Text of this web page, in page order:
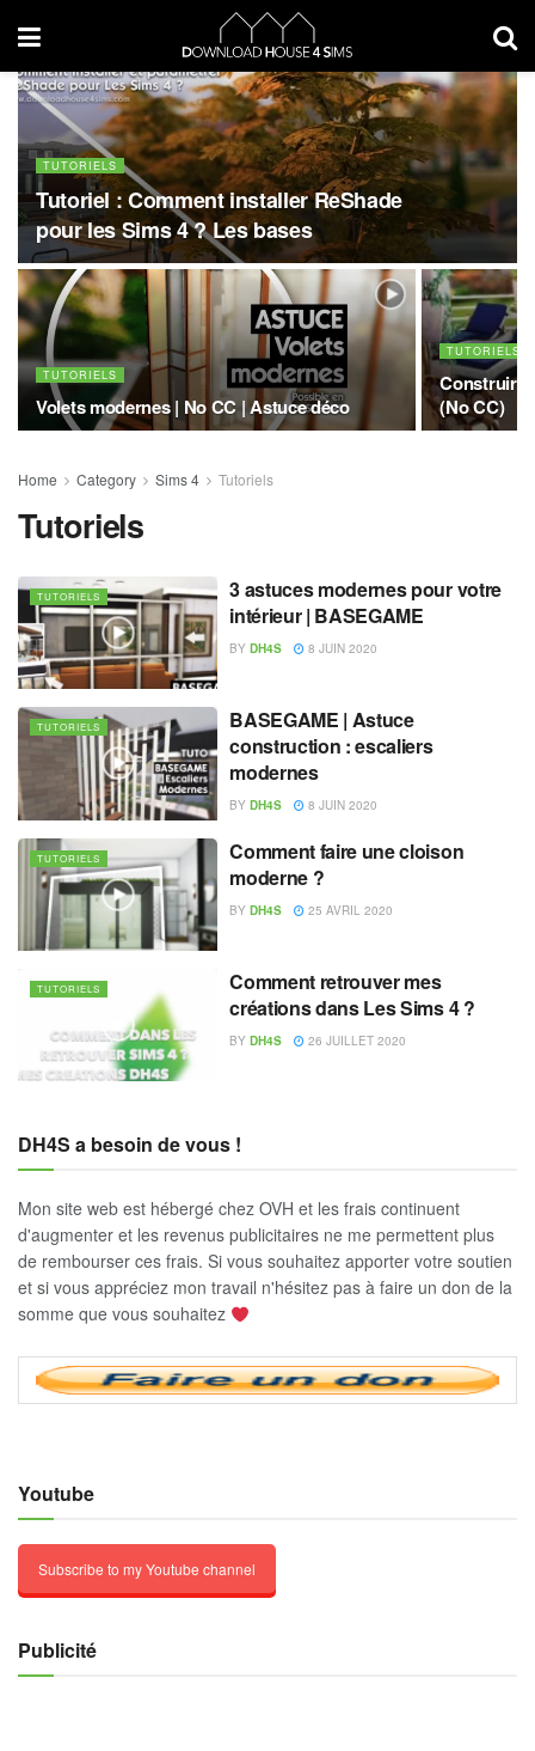
TUTORIELS
Tutoriel : Comment installer ReShade
pour les Sims 4 ? Les bases
TUTORIELS
Volets modernes | No CC | Astuce déco
TUTORIELS
Construire
(No CC)
Home Category Sims 4 Tutoriels
Tutoriels
TUTORIELS
3 astuces modernes pour votre
intérieur | BASEGAME
BY DH4S 8 JUIN 2020
TUTORIELS
BASEGAME | Astuce
construction : escaliers
modernes
BY DH4S 8 JUIN 2020
TUTORIELS
Comment faire une cloison
moderne ?
BY DH4S 25 AVRIL 2020
TUTORIELS
Comment retrouver mes
créations dans Les Sims 4 ?
BY DH4S 26 JUILLET 2020
DH4S a besoin de vous !
Mon site web est hébergé chez OVH et les frais continuent
d'augmenter et les revenus publicitaires ne me permettent plus
de rembourser ces frais. Si vous souhaitez apporter votre soutien
et si vous appréciez mon travail n'hésitez pas à faire un don de la
somme que vous souhaitez
Youtube
Subscribe to my Youtube channel
Publicité